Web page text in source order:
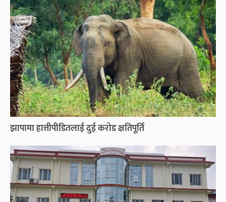
झापामा हात्तीपीडितलाई दुई करोड क्षतिपूर्ति